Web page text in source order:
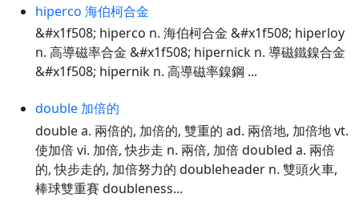
hiperco 海伯柯合金
&#x1f508; hiperco n. 海伯柯合金 &#x1f508; hiperloy
n. 高導磁率合金 &#x1f508; hipernick n. 導磁鐵鎳合金
&#x1f508; hipernik n. 高導磁率鎳鋼 ...
double 加倍的
double a. 兩倍的, 加倍的, 雙重的 ad. 兩倍地, 加倍地 vt.
使加倍 vi. 加倍, 快步走 n. 兩倍, 加倍 doubled a. 兩倍
的, 快步走的, 加倍努力的 doubleheader n. 雙頭火車,
棒球雙重賽 doubleness...